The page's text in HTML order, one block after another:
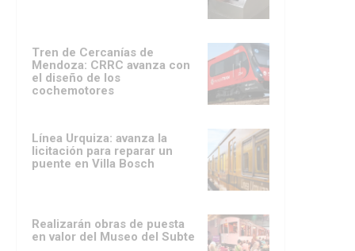
Tren de Cercanías de
Mendoza: CRRC avanza con
el diseño de los
cochemotores
Línea Urquiza: avanza la
licitación para reparar un
puente en Villa Bosch
Realizarán obras de puesta
en valor del Museo del Subte